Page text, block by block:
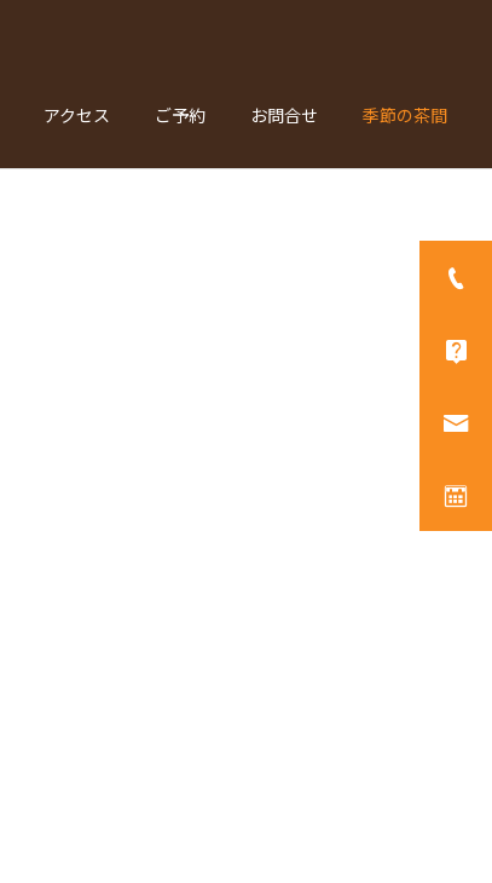
アクセス ご予約 お問合せ 季節の茶間